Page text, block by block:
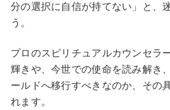
分の選択に自信が持てない」と、
う。
プロのスピリチュアルカウンセラ
輝きや、今世での使命を読み解き
ールドへ移行すべきなのか、その
れます。